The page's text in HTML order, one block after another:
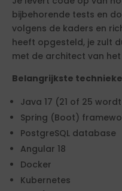
bijbehorende tests en
volgens de kaders en
heeft opgesteld, je zult
met de architect van
Belangrijkste
Java 17 (21 of 25
Spring (Boot)
PostgreSQL database
Angular 18
Docker
Kubernetes